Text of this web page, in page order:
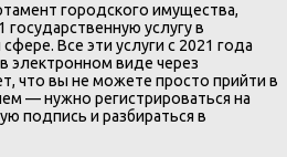
городского имущества,
услугу в
Все эти услуги с 2021 года
электронном виде через
что вы не можете просто прийти в
— нужно регистрироваться на
подпись и разбираться в